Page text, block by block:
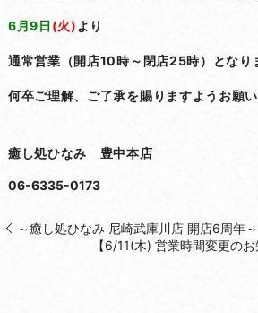
6月9日 (火) より
通常営業（開店10時～閉店25時）となり
何卒ご理解、ご了承を賜りますようお願い
癒し処ひなみ 豊中本店
06-6335-0173
～癒し処ひなみ 尼崎武庫川店 開店6周年～
【6/11(木) 営業時間変更の